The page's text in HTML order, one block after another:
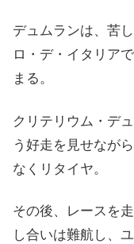
デュムランは、苦
ロ・デ・イタリア
まる。
クリテリウム・デ
う好走を見せなが
なくリタイヤ。
その後、レースを
し合いは難航し、